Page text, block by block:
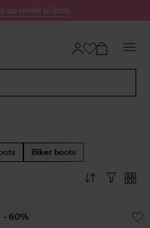
op ronde prijzen
Biker boots
- 60%